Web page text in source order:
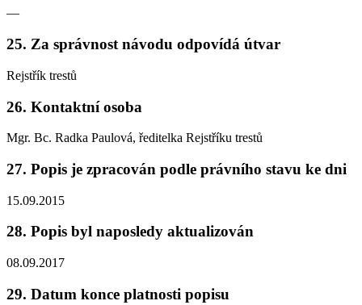
—
25. Za správnost návodu odpovídá útvar
Rejstřík trestů
26. Kontaktní osoba
Mgr. Bc. Radka Paulová, ředitelka Rejstříku trestů
27. Popis je zpracován podle právního stavu ke dni
15.09.2015
28. Popis byl naposledy aktualizován
08.09.2017
29. Datum konce platnosti popisu